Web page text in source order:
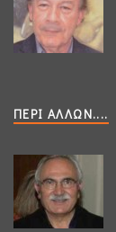
ΠΕΡΊ ΆΛΛΩΝ....